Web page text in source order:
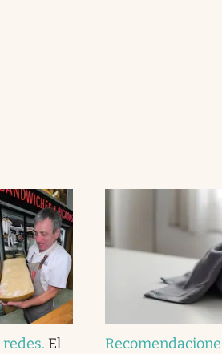
. El